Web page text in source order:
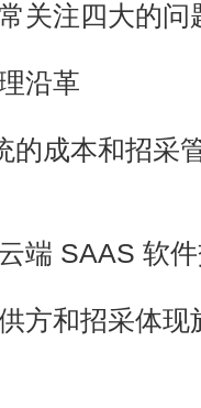
注四大的问
沿革
成本和招采
SAAS 软件
和招采体现